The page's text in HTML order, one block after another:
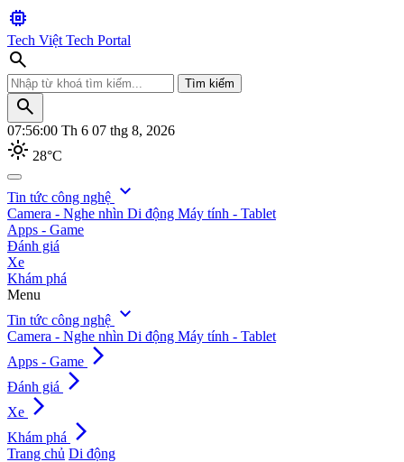
memory
Tech Việt Tech Portal
search
Tìm kiếm
search
07:56:01 Th 6 07 thg 8, 2026
light_mode 28°C
search
Tìm kiếm
Tin tức công nghệ expand_more
Camera - Nghe nhìn Di động Máy tính - Tablet
Apps - Game
Đánh giá
Xe
Khám phá
Menu
Tin tức công nghệ expand_more
Camera - Nghe nhìn Di động Máy tính - Tablet
Apps - Game arrow_forward_ios
Đánh giá arrow_forward_ios
Xe arrow_forward_ios
Khám phá arrow_forward_ios
Trang chủ Di động